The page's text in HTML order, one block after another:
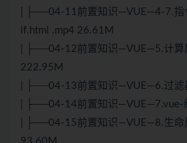
| ├──04-11前置知识—VUE—4-7.
if.html .mp4 26.61M
| ├──04-12前置知识—VUE—5.计算
222.95M
| ├──04-13前置知识—VUE—6.过滤
| ├──04-14前置知识—VUE—7.vue-
| ├──04-15前置知识—VUE—8.生命